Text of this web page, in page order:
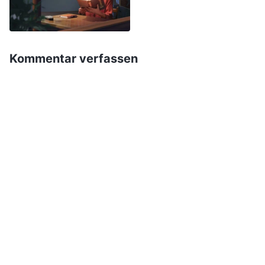
damit du deine eigene Verderbtheit kennen
kannst. Letztlich gelangst du an einen Punkt, an
dem du lieber sterben würdest, um deine
Kommentar verfassen